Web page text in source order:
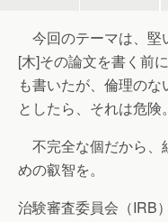
今回のテーマは、堅
[木]その論文を書く前
も書いたが、倫理の
としたら、それは危険。
不完全な個だから、
めの叡智を。
治験審査委員会（IRB